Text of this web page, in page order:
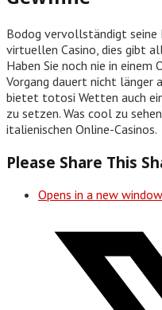
Bodog vervollständigt seine
virtuellen Casino, dies gibt
Haben Sie noch nie in einem
Vorgang dauert nicht länger
bietet totosi Wetten auch
zu setzen. Was cool zu
italienischen Online-Casinos.
Please Share This
Opens in a new window